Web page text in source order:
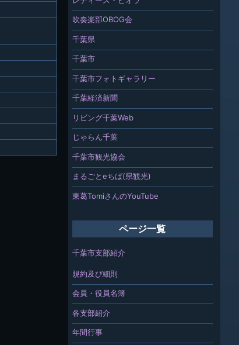
吹奏楽部OBOG会
千葉県
千葉市
千葉市フォトギャラリー
千葉経済新聞
リビング千葉Web
じゃらん千葉
千葉市観光協会
まるごとeちば(県観光)
東葛TomiさんのYouTube
ページ一覧
千葉市支部紹介
規約及び細則
会員・役員名簿
各支部紹介
年間行事